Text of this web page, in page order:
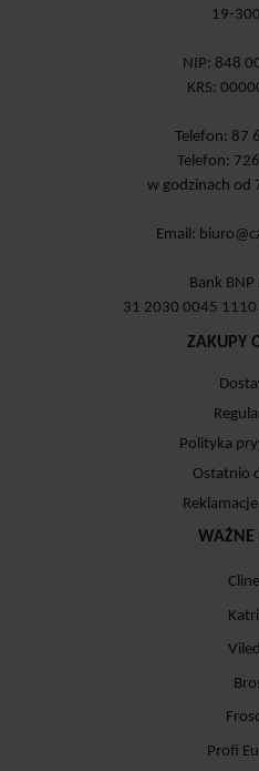
19-300
NIP: 848
KRS:
Telefon: 87
Telefon:
w godzinach od
Email:
Bank BNP
31 2030 0045
ZAKUPY
Polityka
Ostatnio
WAŻNE
Profi